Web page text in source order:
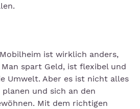
ist wirklich anders,
spart Geld, ist flexibel und
Umwelt. Aber es ist nicht alles
und sich an den
Mit dem richtigen